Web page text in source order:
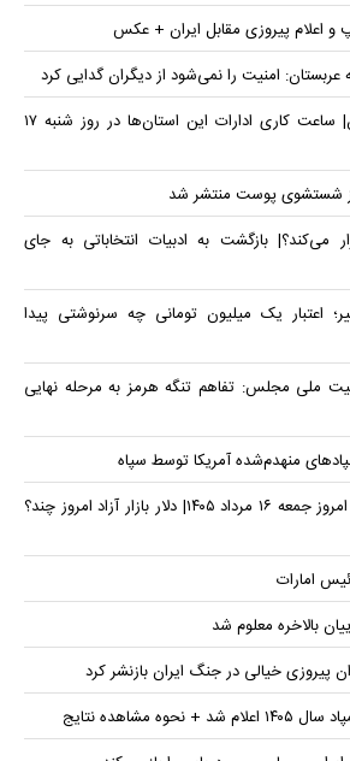
و اعلام پیروزی مقابل ایران + عکس
امنیت را نمی‌شود از دیگران گدایی کرد
خبر مهم برای کارمندان| ساعت کاری ادارات این استان‌ها در روز شنبه ۱۷
شستشوی پوست منتشر شد
می‌کند؟| بازگشت به ادبیات انتخاباتی به جای
اعتبار یک میلیون تومانی چه سرنوشتی پیدا
ملی مجلس: تفاهم تنگه هرمز به مرحله نهایی
منهدم‌شده آمریکا توسط سپاه
قیمت دلار، طلا و سکه امروز جمعه ۱۶ مرداد ۱۴۰۵| دلار بازار آزاد امروز چند؟
امارات
بالاخره معلوم شد
پیروزی خیالی در جنگ ایران بازنشر کرد
مشاهده نتایج